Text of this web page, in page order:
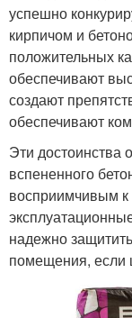
успешно
кирпичом и
положительных
обеспечивают
создают
обеспечивают
Эти достоинства
вспененного
восприимчивым к
надежно
помещения, если